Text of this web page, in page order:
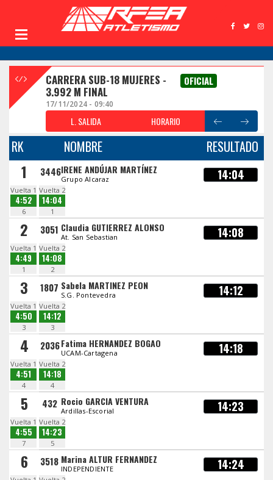
CARRERA SUB-18 MUJERES -
3.992 M FINAL
OFICIAL
17/11/2024 - 09:40
L. SALIDA HORARIO
RK NOMBRE RESULTADO
1 3446IRENE ANDÚJAR MARTÍNEZ
Grupo Alcaraz 14:04
Vuelta 1
4:52
6
Vuelta 2
14:04
1
2 3051 Claudia GUTIERREZ ALONSO
At. San Sebastian 14:08
Vuelta 1
4:49
1
Vuelta 2
14:08
2
3 1807 Sabela MARTINEZ PEON
S.G. Pontevedra 14:12
Vuelta 1
4:50
3
Vuelta 2
14:12
3
4 2036Fatima HERNANDEZ BOGAO
UCAM-Cartagena 14:18
Vuelta 1
4:51
4
Vuelta 2
14:18
4
5 432 Rocio GARCIA VENTURA
Ardillas-Escorial 14:23
Vuelta 1
4:55
7
Vuelta 2
14:23
5
6 3518 Marina ALTUR FERNANDEZ
INDEPENDIENTE 14:24